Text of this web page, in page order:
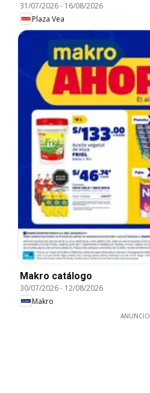
31/07/2026- 16/08/2026
Plaza Vea
Makro catálogo
30/07/2026- 12/08/2026
Makro
ANUNCIO